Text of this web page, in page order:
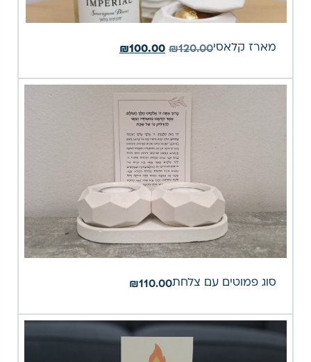
מארז קלאסי ₪120.00
₪100.00
סוג פמוטים עם צלחת ₪110.00